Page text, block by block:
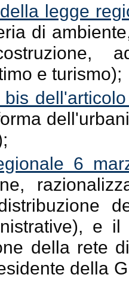
legge
di
e turismo);
6
e
della rete
della